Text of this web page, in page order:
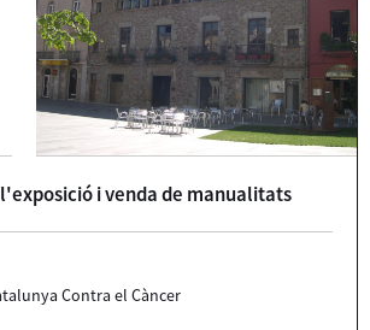
i venda de manualitats
Contra el Càncer